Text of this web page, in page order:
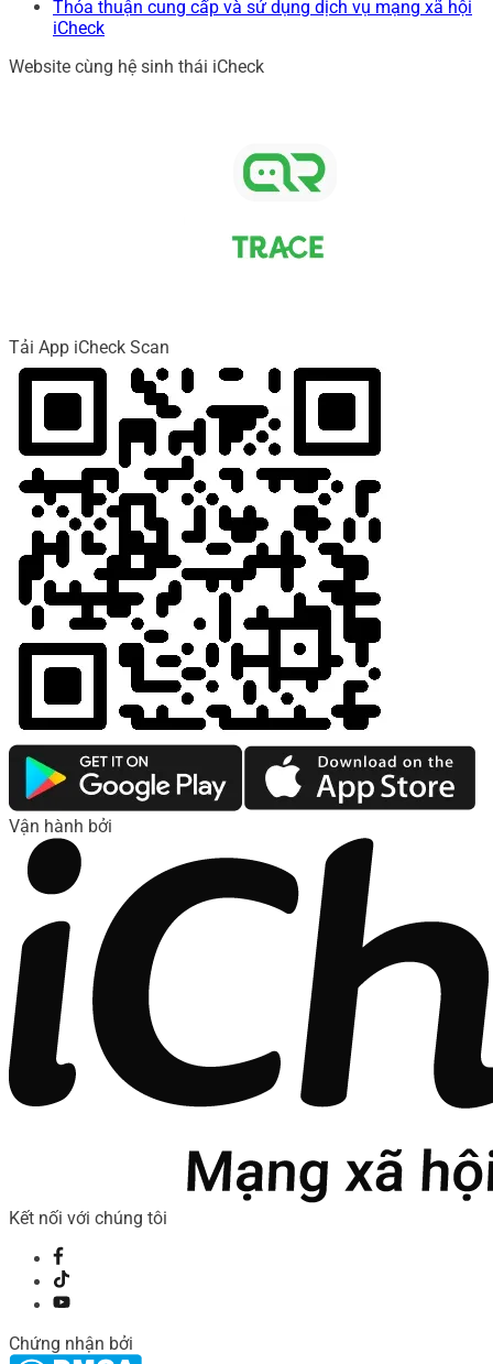
Thỏa thuận cung cấp và sử dụng dịch vụ mạng xã hội
iCheck
Website cùng hệ sinh thái iCheck
Tải App iCheck Scan
Vận hành bởi
Kết nối với chúng tôi
Chứng nhận bởi